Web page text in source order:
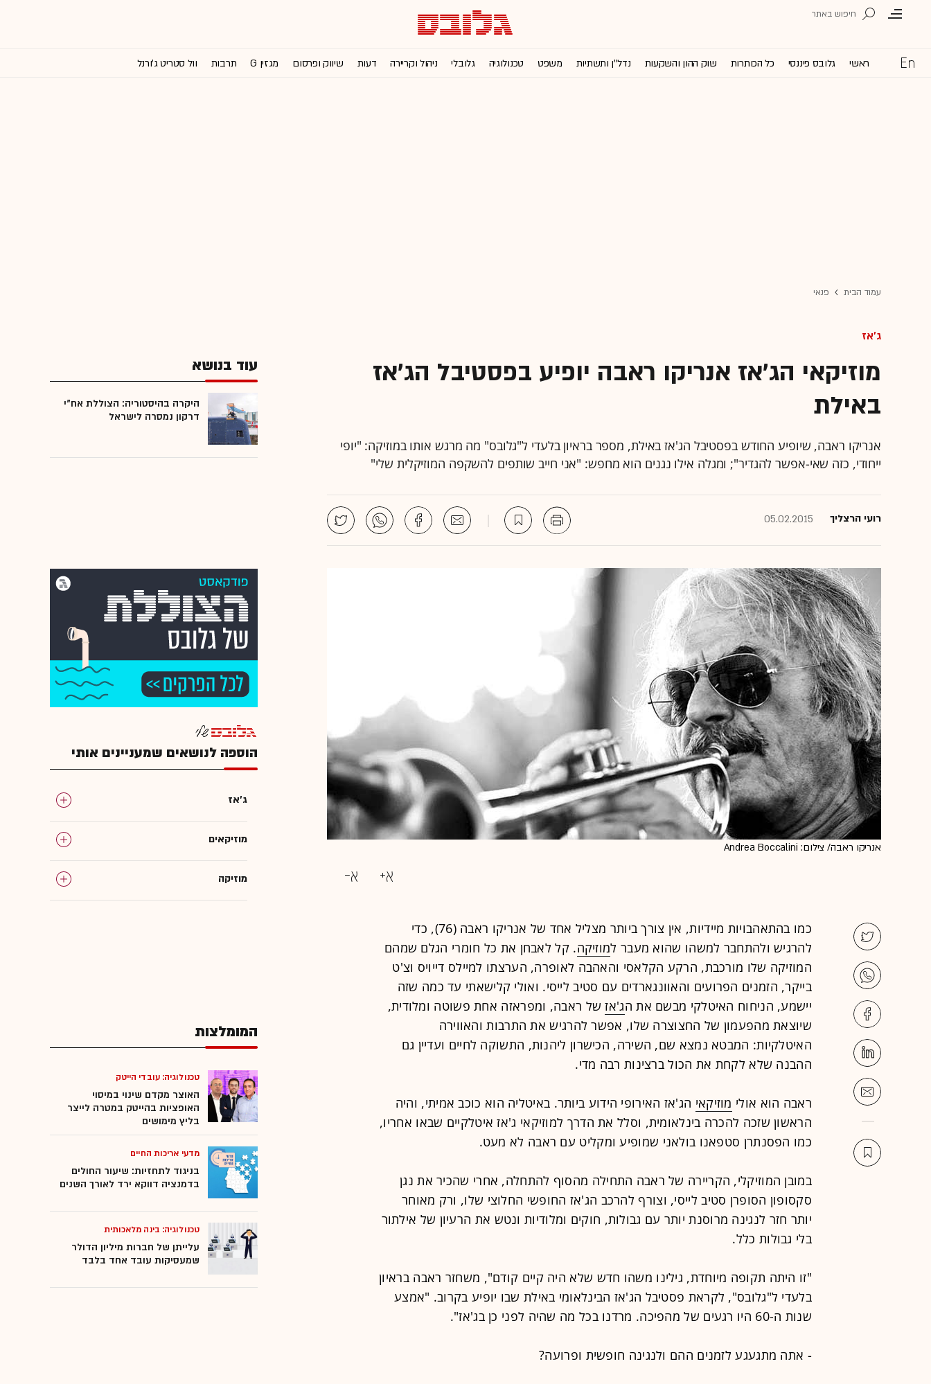
ראשי גלובס פיננסי כל הכותרות שוק ההון והשקעות נדל''ן ותשתיות משפט טכנולוגיה גלובלי ניהול וקריירה דעות שיווק ופרסום מגזין G תרבות וול סטריט ג'ורנל
עמוד הבית פנאי
ג'אז
מוזיקאי הג'אז אנריקו ראבה יופיע בפסטיבל הג'אז
באילת
אנריקו ראבה, שיופיע החודש בפסטיבל הג'אז באילת, מספר בראיון בלעדי ל"גלובס" מה מרגש אותו במוזיקה: "יופי
ייחודי, כזה שאי-אפשר להגדיר"; ומגלה אילו נגנים הוא מחפש: "אני חייב שותפים להשקפה המוזיקלית שלי"
רועי הרצליך 05.02.2015
אנריקו ראבה/ צילום: Andrea Boccalini
כמו בהתאהבויות מיידיות, אין צורך ביותר מצליל אחד של אנריקו ראבה (76), כדי
להרגיש ולהתחבר למשהו שהוא מעבר למוזיקה. קל לאבחן את כל חומרי הגלם שמהם
המוזיקה שלו מורכבת, הרקע הקלאסי והאהבה לאופרה, הערצתו למיילס דייויס וצ'ט
בייקר, הזמנים הפרועים והאוונגארדים עם סטיב לייסי. ואולי קלישאתי עד כמה שזה
יישמע, הניחוח האיטלקי מבשם את הג'אזשל ראבה, ומפראזה אחת פשוטה ומלודית,
שיוצאת מהפעמון של החצוצרה שלו, אפשר להרגיש את התרבות והאווירה
האיטלקיות: המבטא נמצא שם, השירה, הכישרון ליהנות, התשוקה לחיים ועדיין גם
ההבנה שלא לקחת את הכול ברצינות רבה מדי.
ראבה הוא אולי מוזיקאי הג'אז האירופי הידוע ביותר. באיטליה הוא כוכב אמיתי, והיה
הראשון שזכה להכרה בינלאומית, וסלל את הדרך למוזיקאי ג'אז איטלקיים שבאו אחריו,
כמו הפסנתרן סטפאנו בולאני שמופיע ומקליט עם ראבה לא מעט.
במובן המוזיקלי, הקריירה של ראבה התחילה מהסוף להתחלה, אחרי שהכיר את נגן
סקסופון הסופרן סטיב לייסי, וצורף להרכב הג'אז החופשי החלוצי שלו, ורק מאוחר
יותר חזר לנגינה מרוסנת יותר עם גבולות, חוקים ומלודיות ונטש את הרעיון של אילתור
בלי גבולות כלל.
"זו היתה תקופה מיוחדת, גילינו משהו חדש שלא היה קיים קודם", משחזר ראבה בראיון
בלעדי ל"גלובס", לקראת פסטיבל הג'אז הבינלאומי באילת שבו יופיע בקרוב. "אמצע
שנות ה-60 היו רגעים של מהפיכה. מרדנו בכל מה שהיה לפני כן בג'אז".
- אתה מתגעגע לזמנים ההם ולנגינה חופשית ופרועה?
עוד בנושא
היקרה בהיסטוריה: הצוללת אח"י
דרקון נמסרה לישראל
הוספה לנושאים שמעניינים אותי
ג'אז
מוזיקאים
מוזיקה
המומלצות
טכנולוגיה: עובדי הייטק
האוצר מקדם שינוי במיסוי
האופציות בהייטק במטרה לייצר
בליץ מימושים
מדעי אריכות החיים
בניגוד לתחזיות: שיעור החולים
בדמנציה דווקא ירד לאורך השנים
טכנולוגיה: בינה מלאכותית
עלייתן של חברות מיליון הדולר
שמעסיקות עובד אחד בלבד